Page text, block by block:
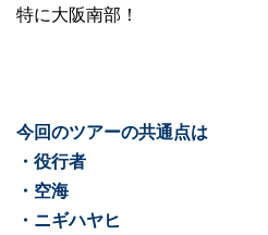
特に大阪南部！
今回のツアーの共通点は
・役行者
・空海
・ニギハヤヒ